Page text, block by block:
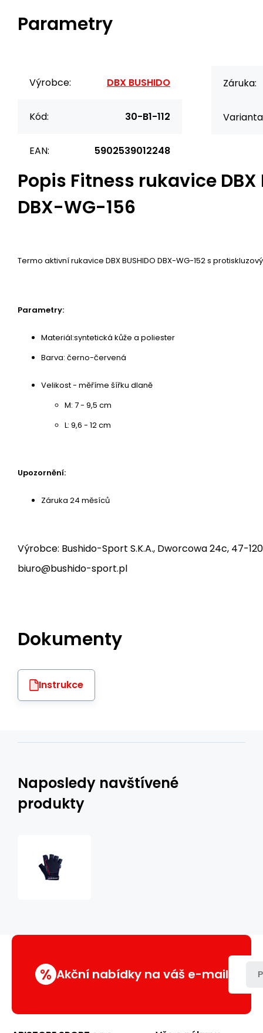
Parametry
Výrobce: DBX BUSHIDO
Kód: 30-B1-112
EAN: 5902539012248
Záruka:
Popis Fitness rukavice DBX
DBX-WG-156
Termo aktivní rukavice DBX BUSHIDO DBX-WG-152 s
Parametry:
Materiál:syntetická kůže a poliester
Barva: černo-červená
Velikost - měříme šířku dlaně
M: 7 - 9,5 cm
L: 9,6 - 12 cm
Upozornění:
Záruka 24 měsíců
Výrobce: Bushido-Sport S.K.A., Dworcowa 24c, 47-
biuro@bushido-sport.pl
Dokumenty
Instrukce
Naposledy navštívené
produkty
% Akční nabídky na váš e-mail